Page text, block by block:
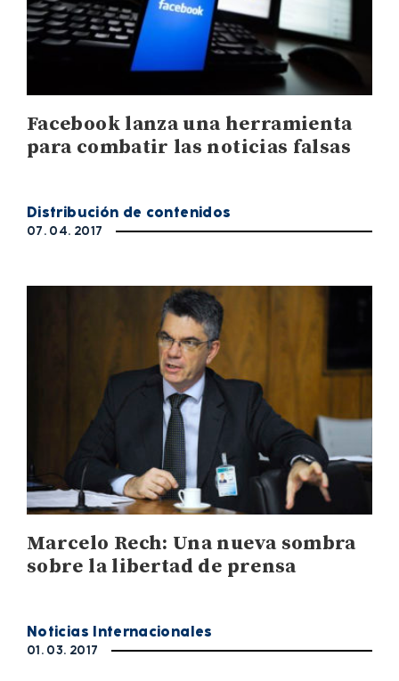
Facebook lanza una herramienta
para combatir las noticias falsas
Distribución de contenidos
07. 04. 2017
Marcelo Rech: Una nueva sombra
sobre la libertad de prensa
Noticias Internacionales
01. 03. 2017